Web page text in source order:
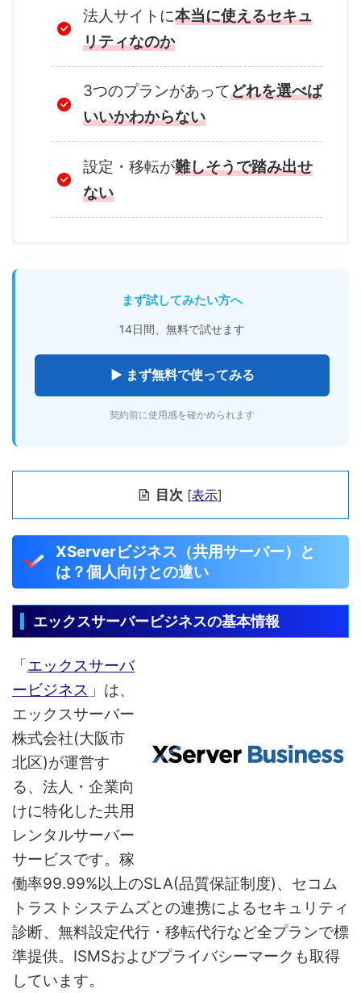
法人サイトに本当に使えるセキュ
リティなのか
3つのプランがあってどれを選べば
いいかわからない
設定・移転が難しそうで踏み出せ
ない
まず試してみたい方へ
14日間、無料で試せます
▶ まず無料で使ってみる
契約前に使用感を確かめられます
目次 [表示]
XServerビジネス（共用サーバー）と
は？個人向けとの違い
エックスサーバービジネスの基本情報
「エックスサーバ
ービジネス 」は、
エックスサーバー
株式会社(大阪市
北区)が運営す
る、法人・企業向
けに特化した共用
レンタルサーバー
サービスです。稼
働率99.99%以上のSLA(品質保証制度)、セコム
トラストシステムズとの連携によるセキュリティ
診断、無料設定代行・移転代行など全プランで標
準提供。ISMSおよびプライバシーマークも取得
しています。